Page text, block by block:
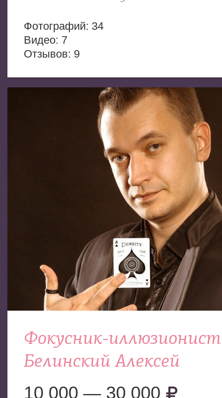
Фотогрaфий: 34
Видео: 7
Отзывов: 9
Фокусник-иллюзионист
Белинский Алексей
10 000 — 30 000